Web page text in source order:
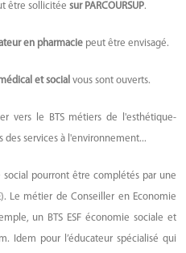
être sollicitée sur PARCOURSUP.
en pharmacie peut être envisagé.
et social vous sont ouverts.
vers le BTS métiers de l'esthétique-
des services à l'environnement...
social pourront être complétés par une
Le métier de Conseiller en Economie
un BTS ESF économie sociale et
Idem pour l’éducateur spécialisé qui